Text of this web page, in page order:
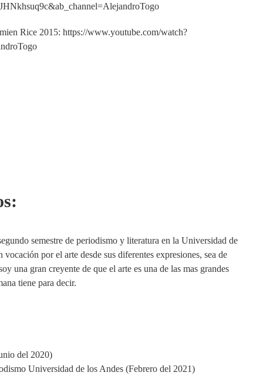
Rice 2015:https://www.youtube.com/watch?
semestre de periodismo y literatura en la Universidad de
por el arte desde sus diferentes expresiones, sea de
una gran creyente de que el arte es una de las mas grandes
tiene para decir.
del 2020)
Universidad de los Andes (Febrero del 2021)